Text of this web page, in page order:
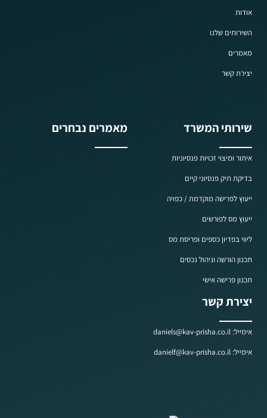
אודות
השירותים שלנו
מאמרים
יצירת קשר
שירותי המשרד
איתור ומיצוי זכויות פנסיוניות
בדיקת תיק פנסיוני קיים
ייעוץ לפרישה מוקדמת / כפויה
ייעוץ מס לפורשים
ליווי בפדיון כספים ופריסת מס
תכנון הורשה וניהול נכסים
תכנון פרישה אישי
מאמרים נבחרים
יצירת קשר
אימייל: daniels@kav-prisha.co.il
אימייל: danielf@kav-prisha.co.il